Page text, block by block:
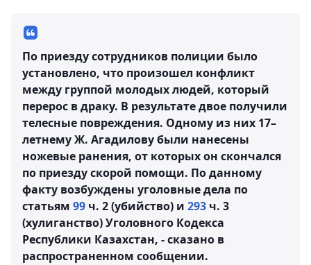
По приезду сотрудников полиции было
установлено, что произошел конфликт
между группой молодых людей, который
перерос в драку. В результате двое получили
телесные повреждения. Одному из них 17–
летнему Ж. Агадилову были нанесены
ножевые ранения, от которых он скончался
по приезду скорой помощи. По данному
факту возбуждены уголовные дела по
статьям 99 ч. 2 (убийство) и 293 ч. 3
(хулиганство) Уголовного Кодекса
Республики Казахстан, - сказано в
распространенном сообщении.